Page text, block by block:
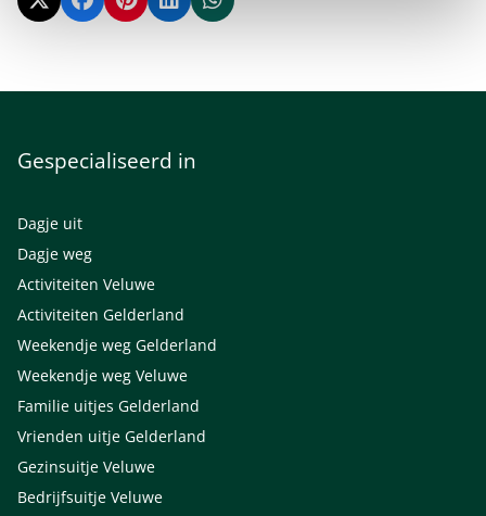
Gespecialiseerd in
Dagje uit
Dagje weg
Activiteiten Veluwe
Activiteiten Gelderland
Weekendje weg Gelderland
Weekendje weg Veluwe
Familie uitjes Gelderland
Vrienden uitje Gelderland
Gezinsuitje Veluwe
Bedrijfsuitje Veluwe